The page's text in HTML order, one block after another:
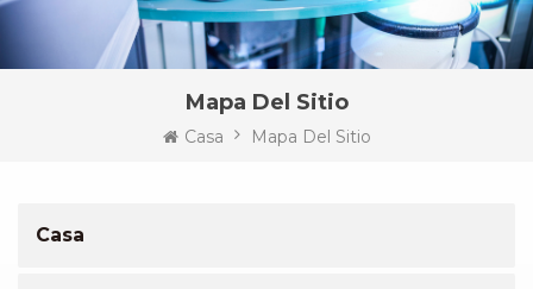
Mapa Del Sitio
Casa Mapa Del Sitio
Casa